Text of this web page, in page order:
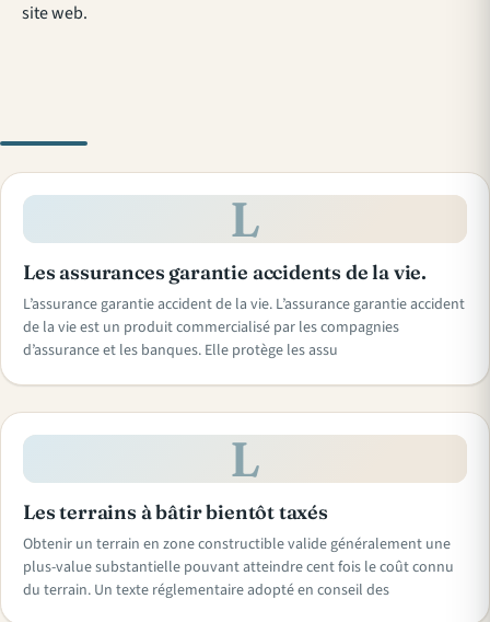
site web.
L
Les assurances garantie accidents de la vie.
L’assurance garantie accident de la vie. L’assurance garantie accident
de la vie est un produit commercialisé par les compagnies
d’assurance et les banques. Elle protège les assu
L
Les terrains à bâtir bientôt taxés
Obtenir un terrain en zone constructible valide généralement une
plus-value substantielle pouvant atteindre cent fois le coût connu
du terrain. Un texte réglementaire adopté en conseil des